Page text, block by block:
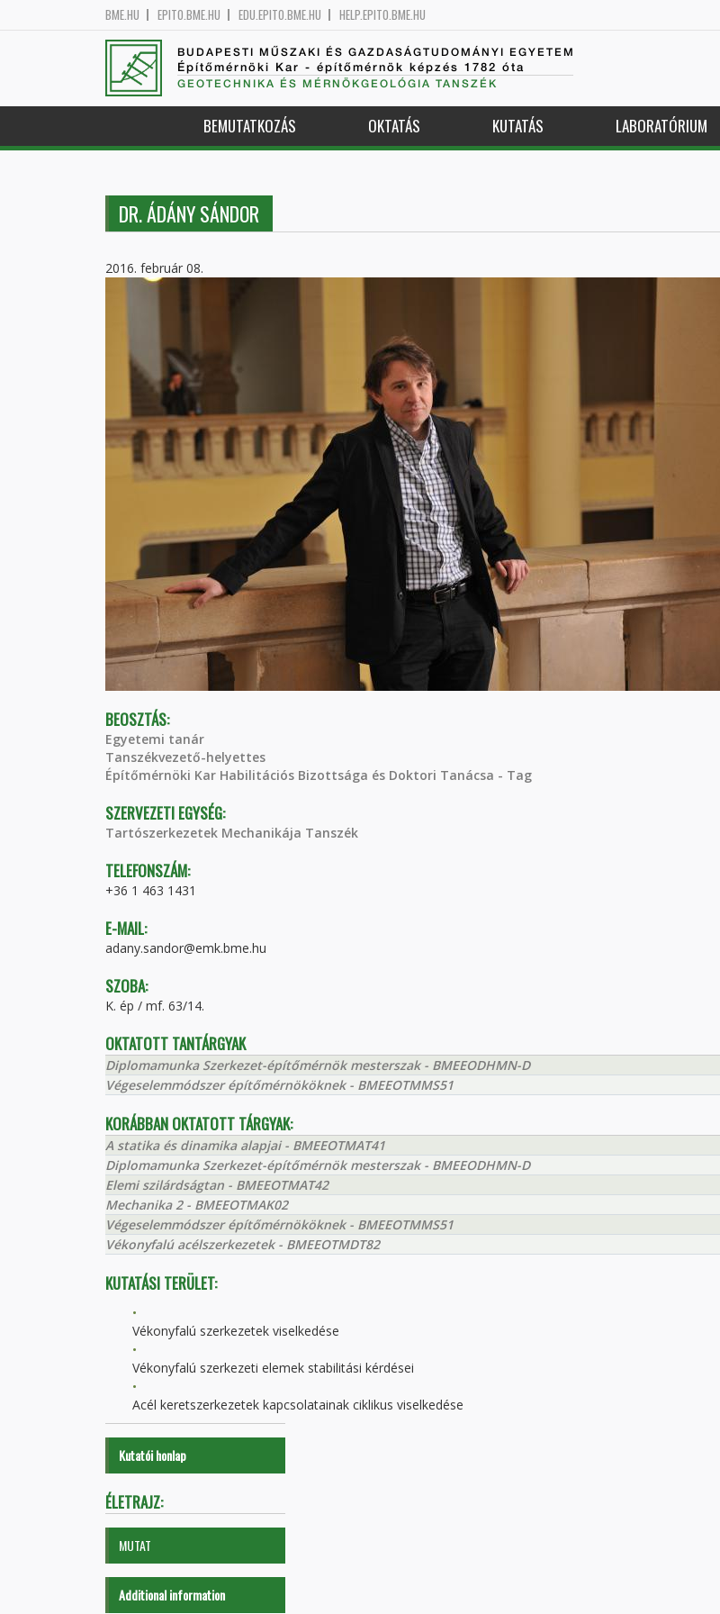
BME.HU EPITO.BME.HU EDU.EPITO.BME.HU HELP.EPITO.BME.HU
BUDAPESTI MŰSZAKI ÉS GAZDASÁGTUDOMÁNYI EGYETEM
Építőmérnöki Kar - építőmérnök képzés 1782 óta
GEOTECHNIKA ÉS MÉRNÖKGEOLÓGIA TANSZÉK
BEMUTATKOZÁS OKTATÁS KUTATÁS LABORATÓRIUM
DR. ÁDÁNY SÁNDOR
2016. február 08.
BEOSZTÁS:
Egyetemi tanár
Tanszékvezető-helyettes
Építőmérnöki Kar Habilitációs Bizottsága és Doktori Tanácsa - Tag
SZERVEZETI EGYSÉG:
Tartószerkezetek Mechanikája Tanszék
TELEFONSZÁM:
+36 1 463 1431
E-MAIL:
adany.sandor@emk.bme.hu
SZOBA:
K. ép / mf. 63/14.
OKTATOTT TANTÁRGYAK
Diplomamunka Szerkezet-építőmérnök mesterszak - BMEEODHMN-D
Végeselemmódszer építőmérnököknek - BMEEOTMMS51
KORÁBBAN OKTATOTT TÁRGYAK:
A statika és dinamika alapjai - BMEEOTMAT41
Diplomamunka Szerkezet-építőmérnök mesterszak - BMEEODHMN-D
Elemi szilárdságtan - BMEEOTMAT42
Mechanika 2 - BMEEOTMAK02
Végeselemmódszer építőmérnököknek - BMEEOTMMS51
Vékonyfalú acélszerkezetek - BMEEOTMDT82
KUTATÁSI TERÜLET:
Vékonyfalú szerkezetek viselkedése
Vékonyfalú szerkezeti elemek stabilitási kérdései
Acél keretszerkezetek kapcsolatainak ciklikus viselkedése
Kutatói honlap
ÉLETRAJZ:
MUTAT
Additional information